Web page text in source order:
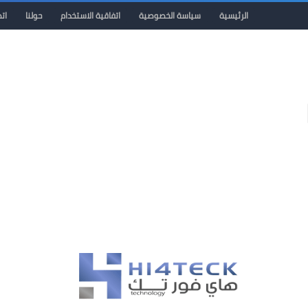
الرئيسية سياسة الخصوصية اتفاقية الاستخدام حولنا